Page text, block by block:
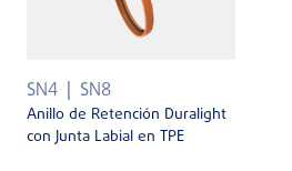
SN4 SN8
Anillo de Retención Duralight
con Junta Labial en TPE